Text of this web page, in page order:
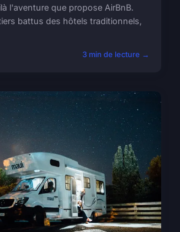
l'aventure que propose AirBnB.
battus des hôtels traditionnels,
3 min de lecture →